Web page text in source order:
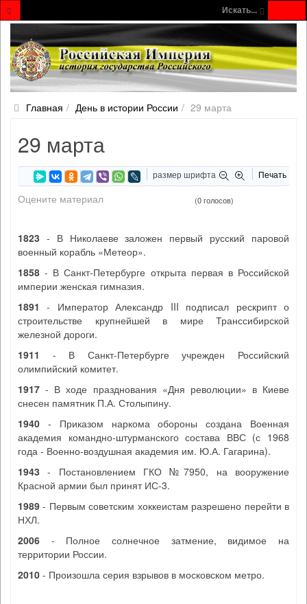
Искать...
Главная День в истории России 29 марта
29 марта
размер шрифта Печать
Оцените материал (0 голосов)
1823 - В Николаеве заложен первый русский паровой
военный корабль «Метеор».
1858 - В Санкт-Петербурге открыта первая в Российской
империи женская гимназия.
1891 - Император Александр III подписал рескрипт о
строительстве крупнейшей в мире Транссибирской
железной дороги.
1911 - В Санкт-Петербурге учрежден Российский
олимпийский комитет.
1917 - В ходе празднования «Дня революции» в Киеве
снесен памятник П.А. Столыпину.
1940 - Приказом наркома обороны создана Военная
академия командно-штурманского состава ВВС (с 1968
года - Военно-воздушная академия им. Ю.А. Гагарина).
1943 - Постановлением ГКО №7950, на вооружение
Красной армии был принят ИС-3.
1989 - Первым советским хоккеистам разрешено перейти в
НХЛ.
2006 - Полное солнечное затмение, видимое на
территории России.
2010 - Произошла серия взрывов в московском метро.